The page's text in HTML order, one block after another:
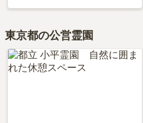
墓地自体はお参りしやすいと思
になっているので、桜見物の人
東京都の公営霊園